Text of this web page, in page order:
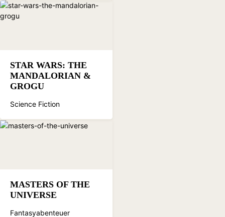
STAR WARS: THE
MANDALORIAN &
GROGU
Science Fiction
MASTERS OF THE
UNIVERSE
Fantasyabenteuer